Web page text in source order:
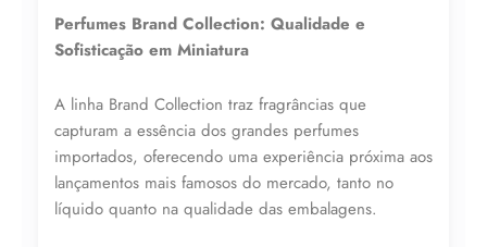
294
-
Perfumes Brand Collection: Qualidade e
Sofisticação em Miniatura
A linha Brand Collection traz fragrâncias que
capturam a essência dos grandes perfumes
importados, oferecendo uma experiência próxima aos
lançamentos mais famosos do mercado, tanto no
líquido quanto na qualidade das embalagens.